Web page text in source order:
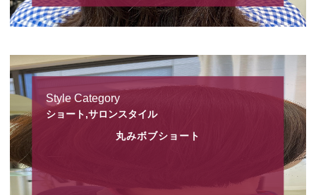
Style Category
ショート,サロンスタイル
丸みボブショート